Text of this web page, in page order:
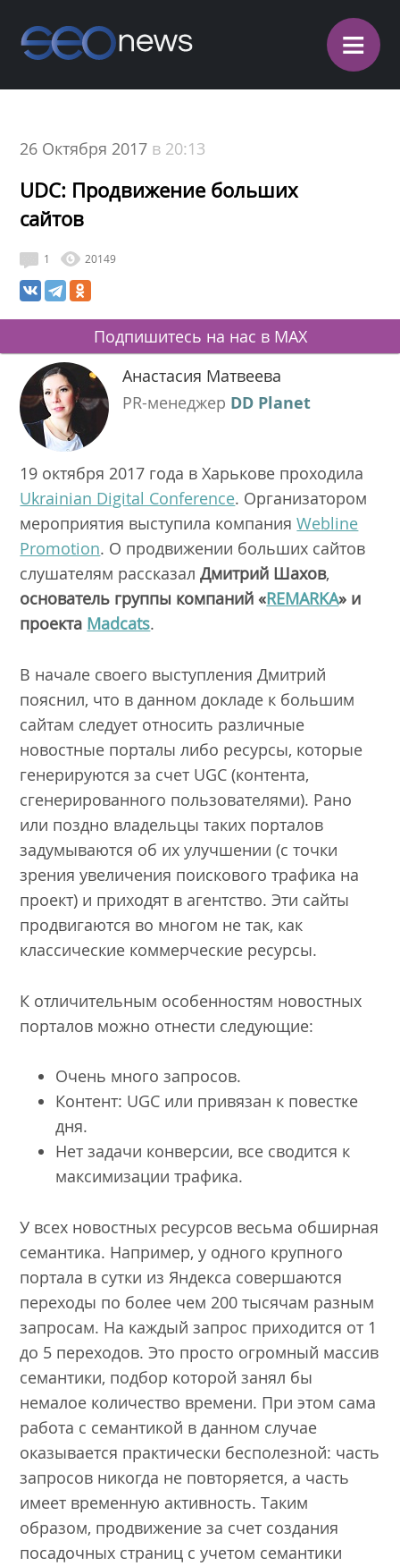
≡
26 Октября 2017 в 20:13
UDC: Продвижение больших
сайтов
1 20149
Подпишитесь на нас в MAX
Анастасия Матвеева
PR-менеджер DD Planet
19 октября 2017 года в Харькове проходила
Ukrainian Digital Conference. Организатором
мероприятия выступила компанияWebline
Promotion. О продвижении больших сайтов
слушателям рассказалДмитрий Шахов,
основатель группы компаний «REMARKA» и
проекта Madcats.
В начале своего выступления Дмитрий
пояснил, что в данном докладе к большим
сайтам следует относить различные
новостные порталы либо ресурсы, которые
генерируются за счет UGC (контента,
сгенерированного пользователями). Рано
или поздно владельцы таких порталов
задумываются об их улучшении (с точки
зрения увеличения поискового трафика на
проект) и приходят в агентство. Эти сайты
продвигаются во многом не так, как
классические коммерческие ресурсы.
К отличительным особенностям новостных
порталов можно отнести следующие:
Очень много запросов.
Контент: UGC или привязан к повестке
дня.
Нет задачи конверсии, все сводится к
максимизации трафика.
У всех новостных ресурсов весьма обширная
семантика. Например, у одного крупного
портала в сутки из Яндекса совершаются
переходы по более чем 200 тысячам разным
запросам. На каждый запрос приходится от 1
до 5 переходов. Это просто огромный массив
семантики, подбор которой занял бы
немалое количество времени. При этом сама
работа с семантикой в данном случае
оказывается практически бесполезной: часть
запросов никогда не повторяется, а часть
имеет временную активность. Таким
образом, продвижение за счет создания
посадочных страниц с учетом семантики